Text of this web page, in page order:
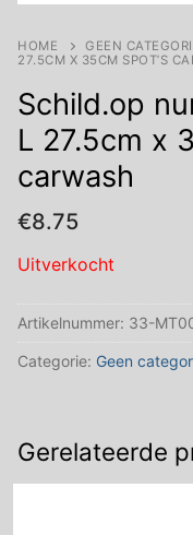
HOME GEEN
27.5CM X 35CM SPOT’S
Schild.op
L 27.5cm x
carwash
€8.75
Uitverkocht
Artikelnummer: 33-
Categorie: Geen
Gerelateerde